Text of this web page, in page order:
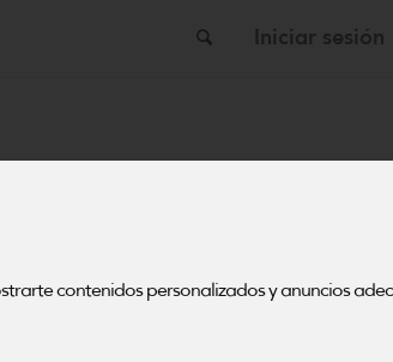
contenidos personalizados y anuncios
Iniciar sesión
Buscar